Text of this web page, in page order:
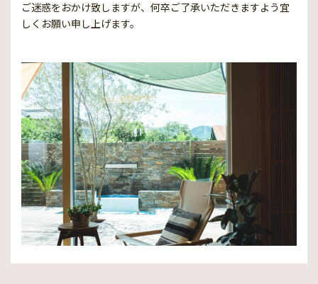
ご迷惑をおかけ致しますが、何卒ご了承いただきますよう宜
しくお願い申し上げます。